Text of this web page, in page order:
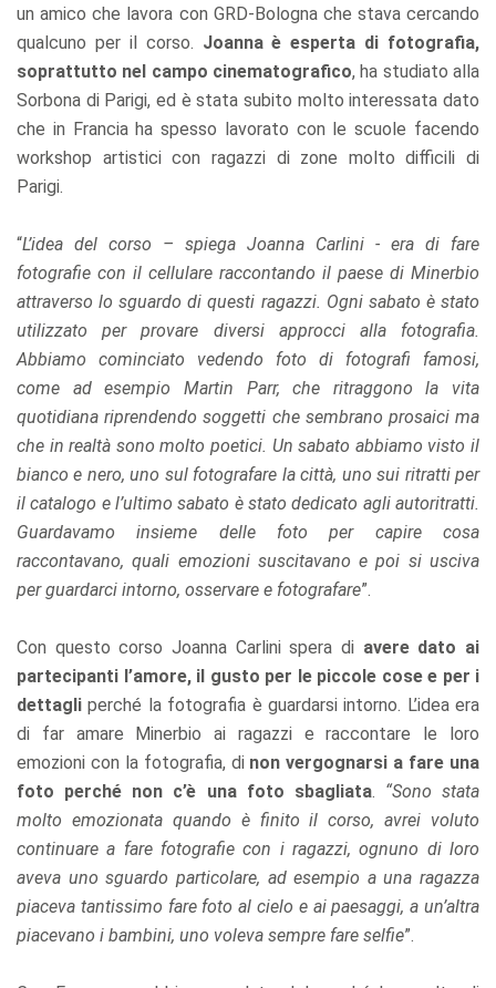
un amico che lavora con GRD-Bologna che stava cercando
qualcuno per il corso. Joanna è esperta di fotografia,
soprattutto nel campo cinematografico, ha studiato alla
Sorbona di Parigi, ed è stata subito molto interessata dato
che in Francia ha spesso lavorato con le scuole facendo
workshop artistici con ragazzi di zone molto difficili di
Parigi.
“L’idea del corso – spiega Joanna Carlini - era di fare
fotografie con il cellulare raccontando il paese di Minerbio
attraverso lo sguardo di questi ragazzi. Ogni sabato è stato
utilizzato per provare diversi approcci alla fotografia.
Abbiamo cominciato vedendo foto di fotografi famosi,
come ad esempio Martin Parr, che ritraggono la vita
quotidiana riprendendo soggetti che sembrano prosaici ma
che in realtà sono molto poetici. Un sabato abbiamo visto il
bianco e nero, uno sul fotografare la città, uno sui ritratti per
il catalogo e l’ultimo sabato è stato dedicato agli autoritratti.
Guardavamo insieme delle foto per capire cosa
raccontavano, quali emozioni suscitavano e poi si usciva
per guardarci intorno, osservare e fotografare”.
Con questo corso Joanna Carlini spera di avere dato ai
partecipanti l’amore, il gusto per le piccole cose e per i
dettagli perché la fotografia è guardarsi intorno. L’idea era
di far amare Minerbio ai ragazzi e raccontare le loro
emozioni con la fotografia, di non vergognarsi a fare una
foto perché non c’è una foto sbagliata. “Sono stata
molto emozionata quando è finito il corso, avrei voluto
continuare a fare fotografie con i ragazzi, ognuno di loro
aveva uno sguardo particolare, ad esempio a una ragazza
piaceva tantissimo fare foto al cielo e ai paesaggi, a un’altra
piacevano i bambini, uno voleva sempre fare selfie”.